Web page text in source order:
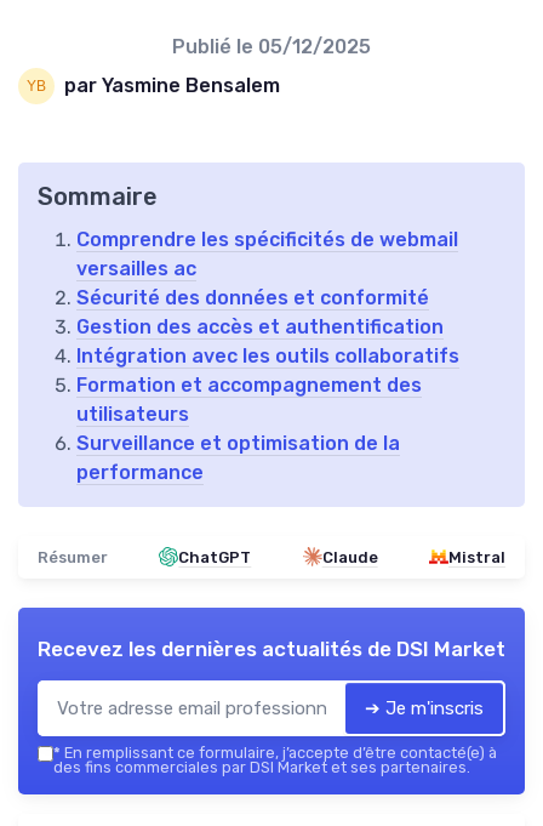
Publié le 05/12/2025
par Yasmine Bensalem
Sommaire
Comprendre les spécificités de webmail
versailles ac
Sécurité des données et conformité
Gestion des accès et authentification
Intégration avec les outils collaboratifs
Formation et accompagnement des
utilisateurs
Surveillance et optimisation de la
performance
Résumer ChatGPT Claude Mistral
Recevez les dernières actualités de DSI Market
➔ Je m'inscris
* En remplissant ce formulaire, j’accepte d’être contacté(e) à
des fins commerciales par DSI Market et ses partenaires.